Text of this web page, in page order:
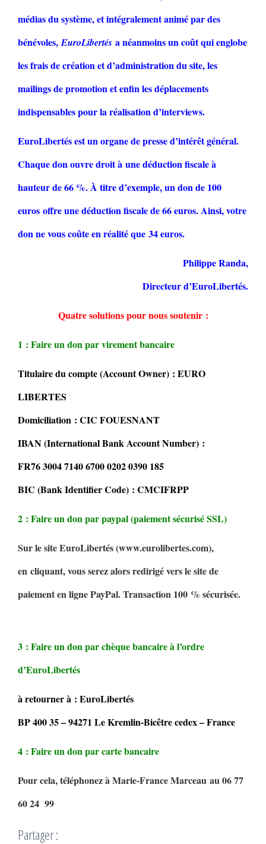
médias du système, et intégralement animé par des
bénévoles,EuroLibertés a néanmoins un coût qui englobe
les frais de création et d’administration du site, les
mailings de promotion et enfin les déplacements
indispensables pour la réalisation d’interviews.
EuroLibertés est un organe de presse d’intérêt général.
Chaque don ouvre droit à une déduction fiscale à
hauteur de 66 %. À titre d’exemple, un don de 100
euros offre une déduction fiscale de 66 euros. Ainsi, votre
don ne vous coûte en réalité que 34 euros.
Philippe Randa,
Directeur d’EuroLibertés.
Quatre solutions pour nous soutenir :
1 : Faire un don par virement bancaire
Titulaire du compte (Account Owner) : EURO
LIBERTES
Domiciliation : CIC FOUESNANT
IBAN (International Bank Account Number) :
FR76 3004 7140 6700 0202 0390 185
BIC (Bank Identifier Code) : CMCIFRPP
2 : Faire un don par paypal (paiement sécurisé SSL)
Sur le site EuroLibertés (www.eurolibertes.com),
en cliquant, vous serez alors redirigé vers le site de
paiement en ligne PayPal. Transaction 100 % sécurisée.
3 : Faire un don par chèque bancaire à l’ordre
d’EuroLibertés
à retourner à : EuroLibertés
BP 400 35 – 94271 Le Kremlin-Bicêtre cedex – France
4 : Faire un don par carte bancaire
Pour cela, téléphonez à Marie-France Marceau au 06 77
60 24 99
Partager :